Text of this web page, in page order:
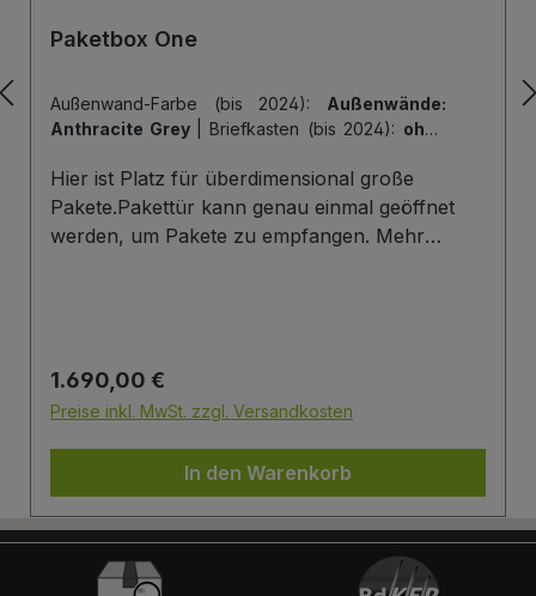
Paketbox One
Außenwand-Farbe (bis 2024): Außenwände:
Anthracite Grey
Briefkasten (bis 2024): ohne
Hintertür | Tiefe der Paketbox (bis 2024):
cm Außenmaß (Standard) | Tür-Farbe (bis
2024):Tür: Anthracite Grey
Hier ist Platz für überdimensional große
Pakete.Pakettür kann genau einmal geöffnet
werden, um Pakete zu empfangen. Mehr
Die Tür wird immer mit einem Halbzylinder
ausgestattet. Das heißt, Sie können den selben
Ihrer Haustüre haben und die Paketbox mit
dem selben Schlüssel öffnen.
Briefkasten:Optional kann ein Briefkasten
integriert werden. Die Post landet in einem
separaten und absperrbaren Auffangkorb.
Regulärer Preis:
1.690,00 €
Preise inkl. MwSt. zzgl. Versandkosten
In den Warenkorb